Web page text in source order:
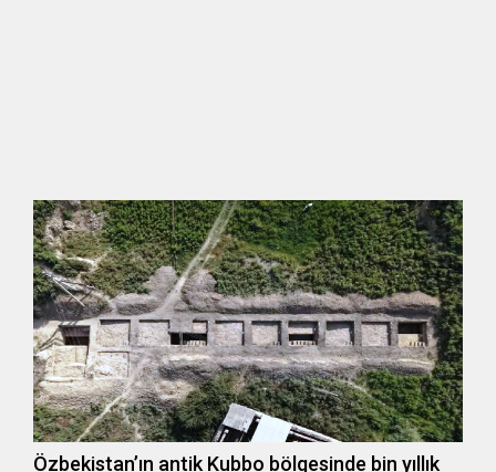
Özbekistan’ın antik Kubbo bölgesinde bin yıllık